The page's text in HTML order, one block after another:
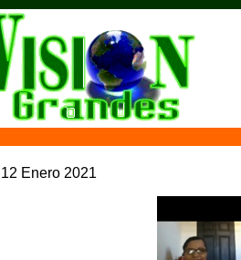
12 Enero 2021